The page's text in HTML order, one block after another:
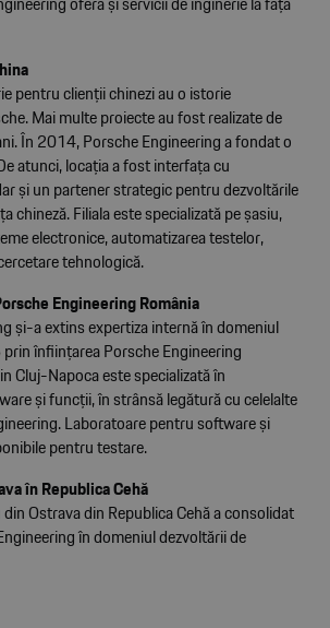
pentru clienții chinezi au o istorie
Mai multe proiecte au fost realizate de
În 2014, Porsche Engineering a fondat o
atunci, locația a fost interfața cu
și un partener strategic pentru dezvoltările
chineză. Filiala este specializată pe șasiu,
electronice, automatizarea testelor,
tehnologică.
Engineering România
și-a extins expertiza internă în domeniul
înființarea Porsche Engineering
Cluj-Napoca este specializată în
și funcții, în strânsă legătură cu celelalte
Laboratoare pentru software și
pentru testare.
în Republica Cehă
Ostrava din Republica Cehă a consolidat
în domeniul dezvoltării de